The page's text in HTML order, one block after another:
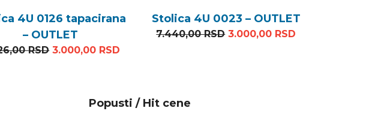
4U 0126 tapacirana
– OUTLET
RSD Originalna cena je bila: 6.426,00 RSD.
3.000,00 RSD
Stolica 4U 0023 – OUTLET
7.440,00RSD Originalna cena je bila:
3.000,00 RSD
Popusti / Hit cene